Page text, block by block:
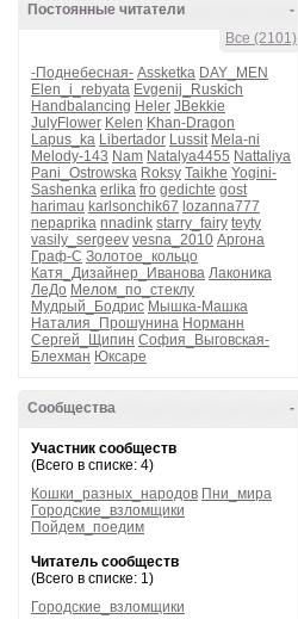
-
Постоянные читатели
Все (2101)
-Поднебесная- Assketka DAY_MEN
Elen_i_rebyata Evgenij_Ruskich
Handbalancing Heler JBekkie
JulyFlower Kelen Khan-Dragon
Lapus_ka Libertador Lussit Mela-ni
Melody-143 Nam Natalya4455 Nattaliya
Pani_Ostrowska Roksy Taikhe Yogini-
Sashenka erlika fro gedichte gost
harimau karlsonchik67 lozanna777
nepaprika nnadink starry_fairy teyty
vasily_sergeev vesna_2010 Аргона
Граф-С Золотое_кольцо
Катя_Дизайнер_Иванова Лаконика
ЛеДо Мелом_по_стеклу
Мудрый_Бодрис Мышка-Машка
Наталия_Прошунина Норманн
Сергей_Щипин София_Выговская-
Блехман Юксаре
-
Сообщества
Участник сообществ
(Всего в списке: 4)
Кошки_разных_народов Пни_мира
Городские_взломщики
Пойдем_поедим
Читатель сообществ
(Всего в списке: 1)
Городские_взломщики